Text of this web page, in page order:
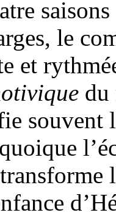
le
et
du
souvent